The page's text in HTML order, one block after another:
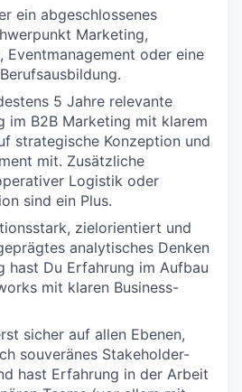
ein abgeschlossenes
Marketing,
Eventmanagement oder eine
5 Jahre relevante
im B2B Marketing mit klarem
strategische Konzeption und
mit. Zusätzliche
Logistik oder
sind ein Plus.
zielorientiert und
analytisches Denken
hast Du Erfahrung im Aufbau
mit klaren Business-
sicher auf allen Ebenen,
souveränes Stakeholder-
hast Erfahrung in der Arbeit